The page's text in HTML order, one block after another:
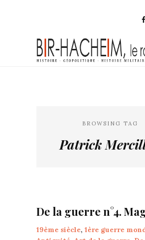
BROWSING TAG
Patrick
De la guerre n°4.
19ème siècle, 1ère guerre